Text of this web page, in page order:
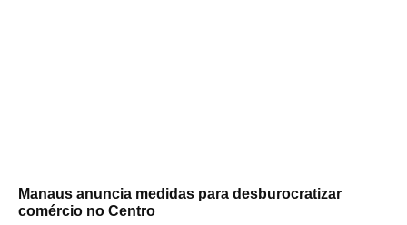
Manaus anuncia medidas para desburocratizar
comércio no Centro